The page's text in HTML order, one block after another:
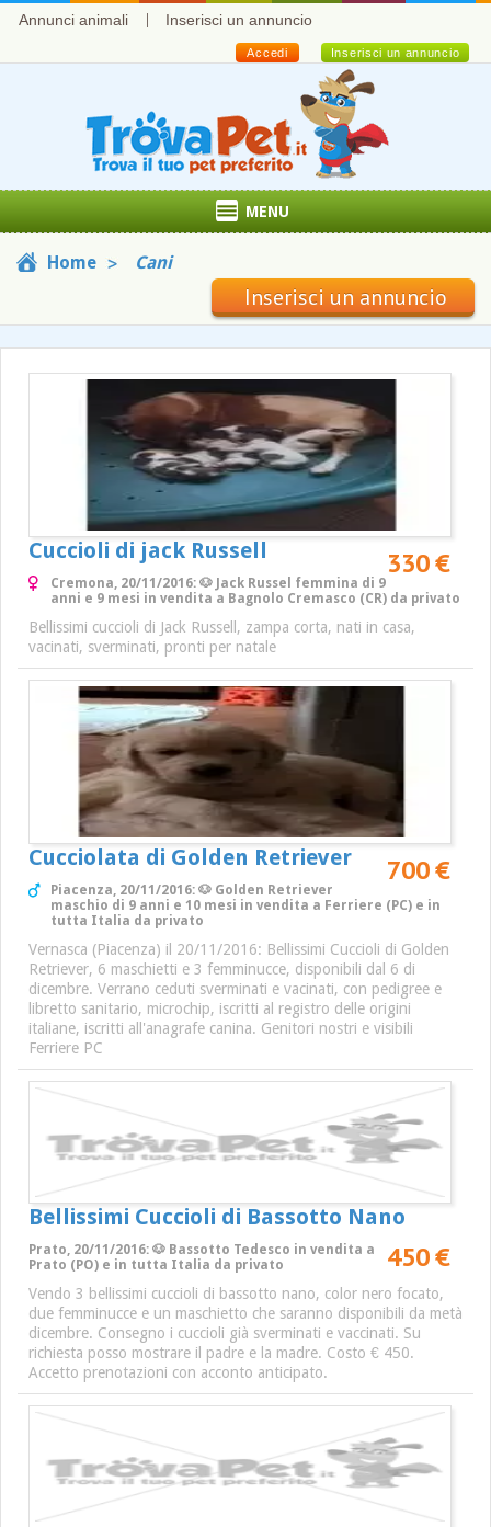
Annunci animali Inserisci un annuncio
Inserisci un annuncio
Accedi
MENU
Home Cani
Inserisci un annuncio
Cuccioli di jack Russell 330 €
Cremona, 20/11/2016: 🐶 Jack Russel femmina di 9
anni e 9 mesi in vendita a Bagnolo Cremasco (CR) da privato
Bellissimi cuccioli di Jack Russell, zampa corta, nati in casa,
vacinati, sverminati, pronti per natale
Cucciolata di Golden Retriever 700 €
Piacenza, 20/11/2016: 🐶 Golden Retriever
maschio di 9 anni e 10 mesi in vendita a Ferriere (PC) e in
tutta Italia da privato
Vernasca (Piacenza) il 20/11/2016: Bellissimi Cuccioli di Golden
Retriever, 6 maschietti e 3 femminucce, disponibili dal 6 di
dicembre. Verrano ceduti sverminati e vacinati, con pedigree e
libretto sanitario, microchip, iscritti al registro delle origini
italiane, iscritti all'anagrafe canina. Genitori nostri e visibili
Ferriere PC
Bellissimi Cuccioli di Bassotto Nano
450 €
Prato, 20/11/2016: 🐶 Bassotto Tedesco in vendita a
Prato (PO) e in tutta Italia da privato
Vendo 3 bellissimi cuccioli di bassotto nano, color nero focato,
due femminucce e un maschietto che saranno disponibili da metà
dicembre. Consegno i cuccioli già sverminati e vaccinati. Su
richiesta posso mostrare il padre e la madre. Costo € 450.
Accetto prenotazioni con acconto anticipato.